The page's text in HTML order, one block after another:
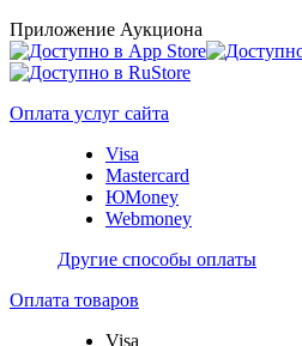
Приложение Аукциона
Оплата услуг сайта
Visa
Mastercard
ЮMoney
Webmoney
Другие способы оплаты
Оплата товаров
Visa